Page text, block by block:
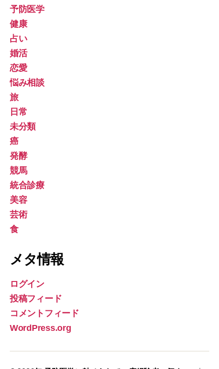
予防医学
健康
占い
婚活
恋愛
悩み相談
旅
日常
未分類
癌
発酵
競馬
統合診療
美容
芸術
食
メタ情報
ログイン
投稿フィード
コメントフィード
WordPress.org